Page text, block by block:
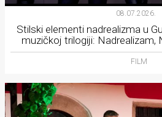
08.07.2026.
Stilski elementi nadrealizma u
muzičkoj trilogiji: Nadrealizam,
FILM